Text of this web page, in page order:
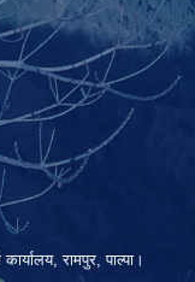
रामपुर, पाल्पा।